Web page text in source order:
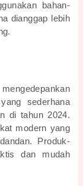
bahan-
dianggap lebih
sederhana
di tahun 2024.
modern yang
Produk-
dan mudah